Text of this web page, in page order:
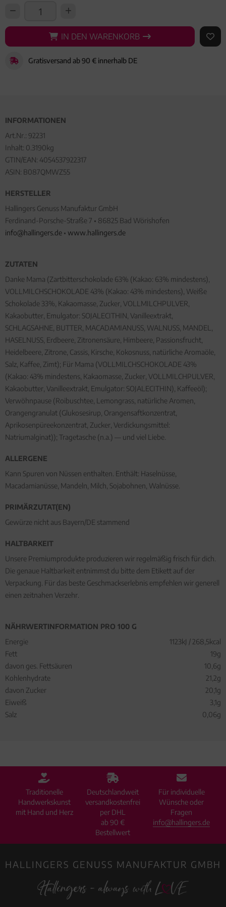
IN DEN WARENKORB
IN DEN WARENKORB AUF
Gratisversand ab 90 € innerhalb DE
INFORMATIONEN
Art.Nr.: 92231
Inhalt: 0.3190kg
GTIN/EAN: 4054537922317
ASIN: B087QMWZ55
HERSTELLER
Hallingers Genuss Manufaktur GmbH
Ferdinand-Porsche-Straße 7 • 86825 Bad Wörishofen
info@hallingers.de • www.hallingers.de
ZUTATEN
Danke Mama (Zartbitterschokolade 63% (Kakao: 63% mindestens),
VOLLMILCHSCHOKOLADE 43% (Kakao: 43% mindestens), Weiße
Schokolade 33%, Kakaomasse, Zucker, VOLLMILCHPULVER,
Kakaobutter, Emulgator: SOJALECITHIN, Vanilleextrakt,
SCHLAGSAHNE, BUTTER, MACADAMIANUSS, WALNUSS, MANDEL,
HASELNUSS, Erdbeere, Zitronensäure, Himbeere, Passionsfrucht,
Heidelbeere, Zitrone, Cassis, Kirsche, Kokosnuss, natürliche Aromaöle,
Salz, Kaffee, Zimt); Für Mama (VOLLMILCHSCHOKOLADE 43%
(Kakao: 43% mindestens, Kakaomasse, Zucker, VOLLMILCHPULVER,
Kakaobutter, Vanilleextrakt, Emulgator: SOJALECITHIN), Kaffeeöl);
Verwöhnpause (Roibuschtee, Lemongrass, natürliche Aromen,
Orangengranulat (Glukosesirup, Orangensaftkonzentrat,
Aprikosenpüreekonzentrat, Zucker, Verdickungsmittel:
Natriumalginat)); Tragetasche (n.a.) — und viel Liebe.
ALLERGENE
Kann Spuren von Nüssen enthalten. Enthält: Haselnüsse,
Macadamianüsse, Mandeln, Milch, Sojabohnen, Walnüsse.
PRIMÄRZUTAT(EN)
Gewürze nicht aus Bayern/DE stammend
HALTBARKEIT
Unsere Premiumprodukte produzieren wir regelmäßig frisch für dich.
Die genaue Haltbarkeit entnimmst du bitte dem Etikett auf der
Verpackung. Für das beste Geschmackserlebnis empfehlen wir generell
einen zeitnahen Verzehr.
NÄHRWERTINFORMATION PRO 100 G
Energie
1123kJ / 268,5kcal
Fett
19g
davon ges. Fettsäuren
10,6g
Kohlenhydrate
21,2g
davon Zucker
20,1g
Eiweiß
3,1g
Salz
0,06g
Traditionelle
Handwerkskunst
mit Hand und Herz
Deutschlandweit
versandkostenfrei
per DHL
ab 90 €
Bestellwert
Für individuelle
Wünsche oder
Fragen
info@hallingers.de
HALLINGERS GENUSS MANUFAKTUR GMBH